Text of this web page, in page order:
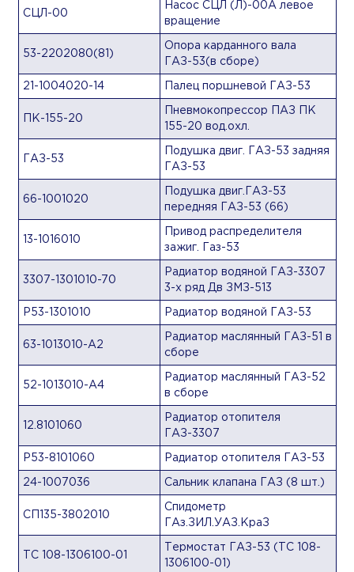
СЦЛ-00
Насос СЦЛ (Л)-00А левое
вращение
53-2202080(81)
Опора карданного вала
ГАЗ-53(в сборе)
21-1004020-14 Палец поршневой ГАЗ-53
ПК-155-20
Пневмокопрессор ПАЗ ПК
155-20 вод.охл.
ГАЗ-53
Подушка двиг. ГАЗ-53 задняя
ГАЗ-53
66-1001020
Подушка двиг.ГАЗ-53
передняя ГАЗ-53 (66)
13-1016010
Привод распределителя
зажиг. Газ-53
3307-1301010-70
Радиатор водяной ГАЗ-3307
3-х ряд Дв ЗМЗ-513
Р53-1301010 Радиатор водяной ГАЗ-53
63-1013010-А2
Радиатор маслянный ГАЗ-51 в
сборе
52-1013010-А4
Радиатор маслянный ГАЗ-52
в сборе
12.8101060
Радиатор отопителя
ГАЗ-3307
Р53-8101060 Радиатор отопителя ГАЗ-53
24-1007036 Сальник клапана ГАЗ (8 шт.)
СП135-3802010
Спидометр
ГАз.ЗИЛ.УАЗ.КраЗ
ТС 108-1306100-01
Термостат ГАЗ-53 (ТС 108-
1306100-01)